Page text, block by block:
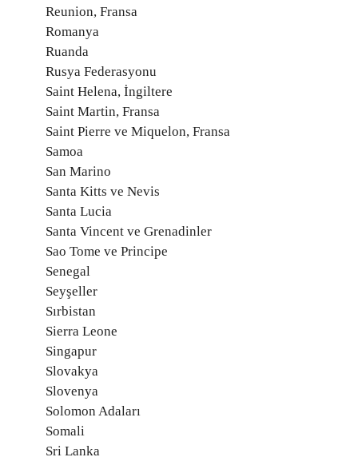
Reunion, Fransa
Romanya
Ruanda
Rusya Federasyonu
Saint Helena, İngiltere
Saint Martin, Fransa
Saint Pierre ve Miquelon, Fransa
Samoa
San Marino
Santa Kitts ve Nevis
Santa Lucia
Santa Vincent ve Grenadinler
Sao Tome ve Principe
Senegal
Seyşeller
Sırbistan
Sierra Leone
Singapur
Slovakya
Slovenya
Solomon Adaları
Somali
Sri Lanka